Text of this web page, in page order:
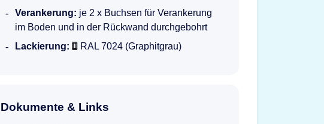
Verankerung: je 2 x Buchsen für Verankerung
im Boden und in der Rückwand durchgebohrt
Lackierung:
RAL 7024 (Graphitgrau)
Dokumente & Links